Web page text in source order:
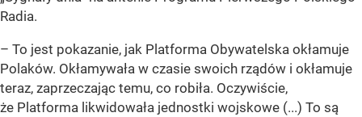
Radia.
– To jest pokazanie, jak Platforma Obywatelska okłamuje
Polaków. Okłamywała w czasie swoich rządów i okłamuje
teraz, zaprzeczając temu, co robiła. Oczywiście,
że Platforma likwidowała jednostki wojskowe (...) To są